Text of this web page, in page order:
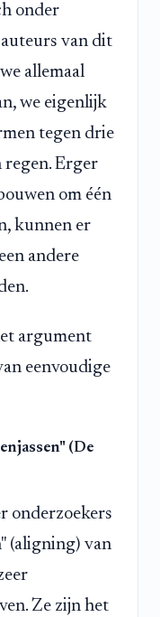
onder
van dit
allemaal
we eigenlijk
tegen drie
regen. Erger
om één
kunnen er
andere
argument
eenvoudige
(De
onderzoekers
(aligning) van
Ze zijn het